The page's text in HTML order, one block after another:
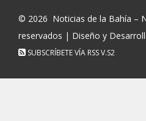
© 2026 Noticias de la Bahía –
reservados | Diseño y
SUBSCRÍBETE VÍA RSSV.S2